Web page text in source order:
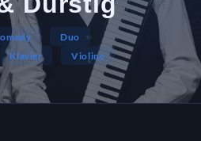
Duo
Klavier Violine